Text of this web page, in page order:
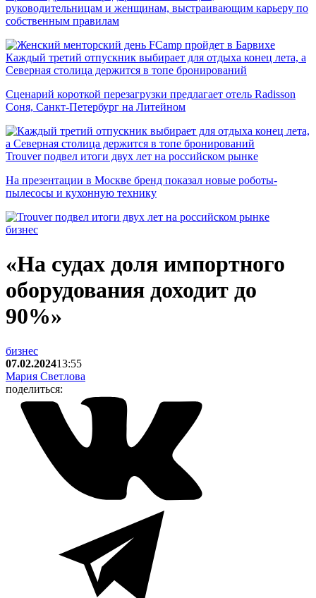
руководительницам и женщинам, выстраивающим карьеру по
собственным правилам
Каждый третий отпускник выбирает для отдыха конец лета, а
Северная столица держится в топе бронирований
Сценарий короткой перезагрузки предлагает отель Radisson
Соня, Санкт-Петербург на Литейном
Trouver подвел итоги двух лет на российском рынке
На презентации в Москве бренд показал новые роботы-
пылесосы и кухонную технику
бизнес
«На судах доля импортного
оборудования доходит до
90%»
бизнес
07.02.202413:55
Мария Светлова
поделиться: